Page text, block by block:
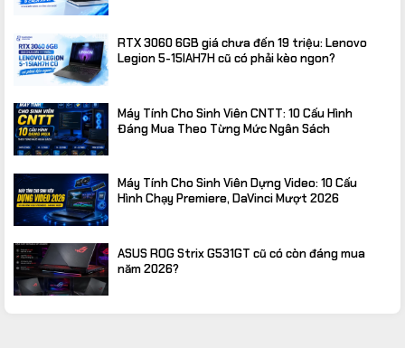
RTX 3060 6GB giá chưa đến 19 triệu: Lenovo
Legion 5-15IAH7H cũ có phải kèo ngon?
Máy Tính Cho Sinh Viên CNTT: 10 Cấu Hình
Đáng Mua Theo Từng Mức Ngân Sách
Máy Tính Cho Sinh Viên Dựng Video: 10 Cấu
Hình Chạy Premiere, DaVinci Mượt 2026
ASUS ROG Strix G531GT cũ có còn đáng mua
năm 2026?